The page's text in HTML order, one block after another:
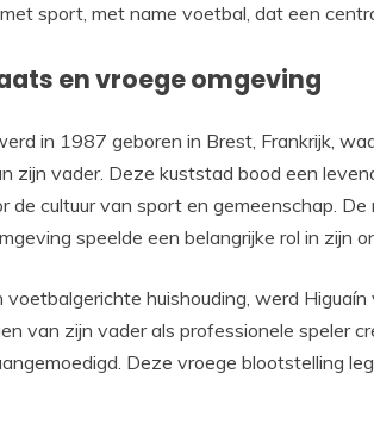
sport, met name voetbal, dat een
en vroege omgeving
in 1987 geboren in Brest, Frankrijk,
zijn vader. Deze kuststad bood een
de cultuur van sport en gemeenschap.
speelde een belangrijke rol in zijn
voetbalgerichte huishouding, werd
van zijn vader als professionele speler
Deze vroege blootstelling